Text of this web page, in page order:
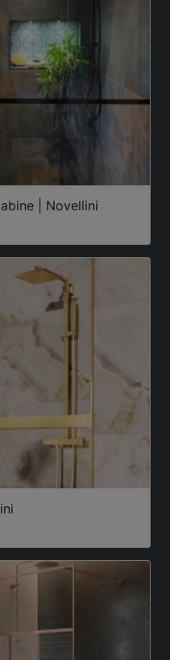
| Novellini